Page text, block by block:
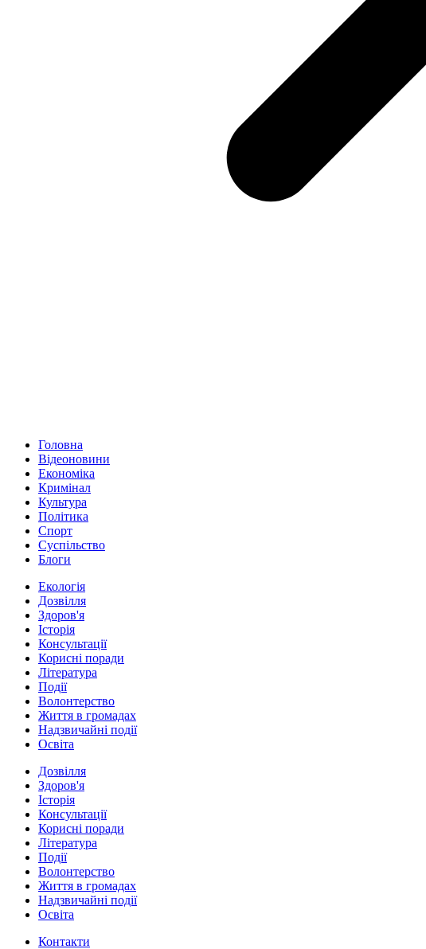
Головна
Відеоновини
Економіка
Кримінал
Культура
Політика
Спорт
Суспільство
Блоги
Екологія
Дозвілля
Здоров'я
Історія
Консультації
Корисні поради
Література
Події
Волонтерство
Життя в громадах
Надзвичайні події
Освіта
Дозвілля
Здоров'я
Історія
Консультації
Корисні поради
Література
Події
Волонтерство
Життя в громадах
Надзвичайні події
Освіта
Контакти